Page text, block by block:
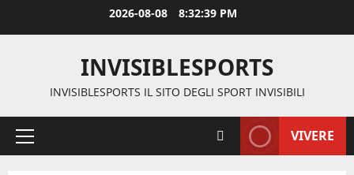
2026-08-08 8:32:39 PM
INVISIBLESPORTS
INVISIBLESPORTS IL SITO DEGLI SPORT INVISIBILI
Menu
VIVERE